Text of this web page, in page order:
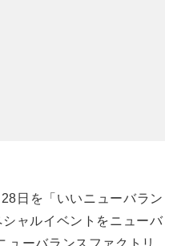
日を「いいニューバラン
ャルイベントをニューバ
ューバランスファクトリ